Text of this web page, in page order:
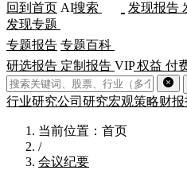
回到首页 AI搜索 发现报告
发现专题
专题报告 专题百科
研选报告 定制报告 VIP权益 付
行业研究公司研究宏观策略财报
当前位置：首页
/
会议纪要